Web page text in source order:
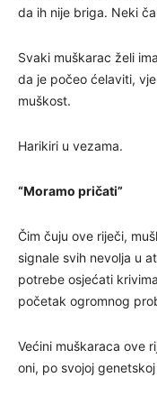
da ih nije briga. Neki
Svaki muškarac želi
da je počeo ćelaviti,
muškost.
Harikiri u vezama.
“Moramo pričati”
Čim čuju ove riječi,
signale svih nevolja u
potrebe osjećati
početak ogromnog
Većini muškaraca ove
oni, po svojoj